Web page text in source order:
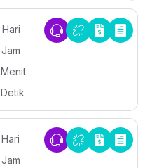
Hari
Jam
Menit
Detik
Hari
Jam